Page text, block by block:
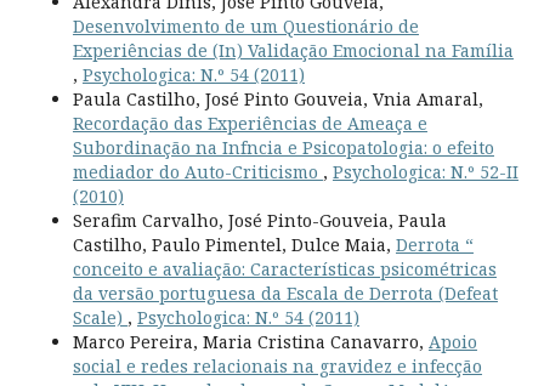
Desenvolvimento de um Questionário de
Experiências de (In) Validação Emocional na Família
, Psychologica: N.º 54 (2011)
Paula Castilho, José Pinto Gouveia, Vnia Amaral,
Recordação das Experiências de Ameaça e
Subordinação na Infncia e Psicopatologia: o efeito
mediador do Auto-Criticismo , Psychologica: N.º 52-II
(2010)
Serafim Carvalho, José Pinto-Gouveia, Paula
Castilho, Paulo Pimentel, Dulce Maia, Derrota “
conceito e avaliação: Características psicométricas
da versão portuguesa da Escala de Derrota (Defeat
Scale) , Psychologica: N.º 54 (2011)
Marco Pereira, Maria Cristina Canavarro, Apoio
social e redes relacionais na gravidez e infecção